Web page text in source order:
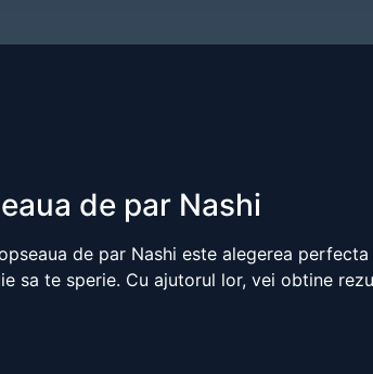
de par Nashi
de par Nashi este alegerea
sa te sperie. Cu ajutorul lor, vei obtine